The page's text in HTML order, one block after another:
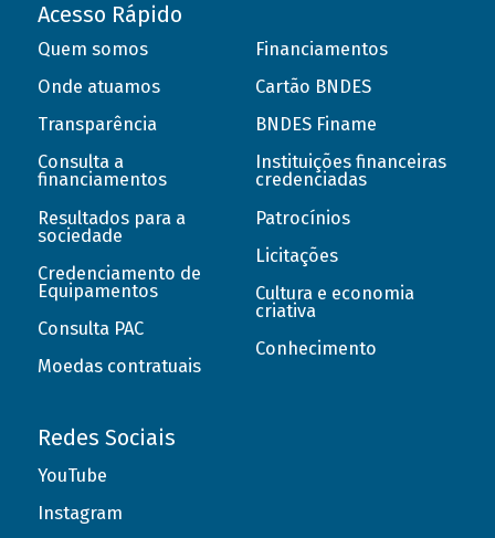
Acesso Rápido
Quem somos
Onde atuamos
Transparência
Consulta a
financiamentos
Resultados para a
sociedade
Credenciamento de
Equipamentos
Consulta PAC
Moedas contratuais
Financiamentos
Cartão BNDES
BNDES Finame
Instituições financeiras
credenciadas
Patrocínios
Licitações
Cultura e economia
criativa
Conhecimento
Redes Sociais
YouTube
Instagram